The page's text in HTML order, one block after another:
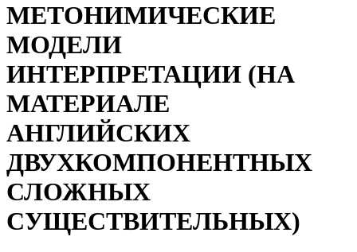
МЕТОНИМИЧЕСКИЕ
МОДЕЛИ
ИНТЕРПРЕТАЦИИ (НА
МАТЕРИАЛЕ
АНГЛИЙСКИХ
ДВУХКОМПОНЕНТНЫХ
СЛОЖНЫХ
СУЩЕСТВИТЕЛЬНЫХ)